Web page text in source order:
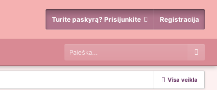
Turite paskyrą? Prisijunkite Registracija
Visa veikla